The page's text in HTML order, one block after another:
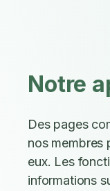
Notre
Des pages
nos membres
eux. Les
informations